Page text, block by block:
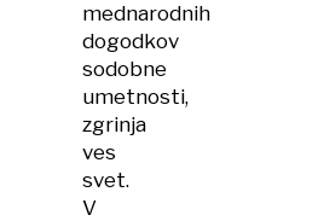
mednarodnih
dogodkov
sodobne
umetnosti,
zgrinja
ves
svet.
V